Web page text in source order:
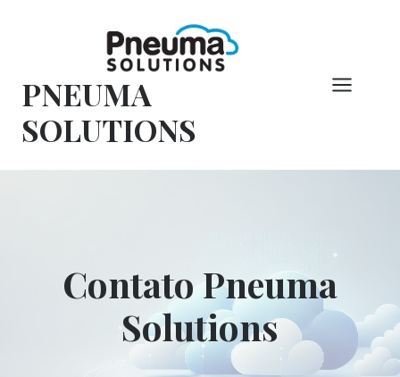
conteúdo
PNEUMA
SOLUTIONS
Contato Pneuma
Solutions